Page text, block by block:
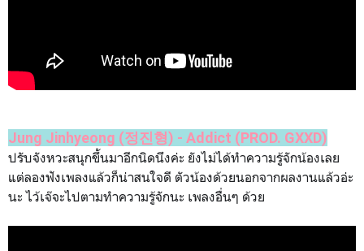
Jung Jinhyeong (정진형) - Addict (PROD. GXXD)
ปรับจังหวะสนุกขึ้นมาอีกนิดนึงค่ะ ยังไม่ได้ทำความรู้จักน้องเลย
แต่ลองฟังเพลงแล้วก็น่าสนใจดี ตัวน้องด้วยนอกจากผลงานแล้วอ่ะ
นะ ไว้เจ๊จะไปตามทำความรู้จักนะ เพลงอื่นๆ ด้วย